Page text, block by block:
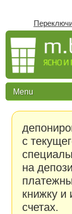
Menu
с
на
книжку и
счетах.